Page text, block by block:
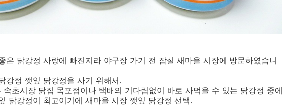
은 닭강정 사랑에 빠진지라 야구장 가기 전 잠실 새마을 시장에 방문하였습니
강정 깻잎 닭강정을 사기 위해서.
속초시장 닭집 목포점이나 택배의 기다림없이 바로 사먹을 수 있는 닭강정 중에
닭강정이 최고이기에 새마을 시장 깻잎 닭강정 선택.